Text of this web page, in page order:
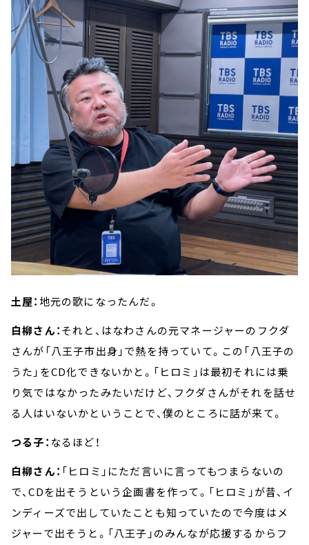
土屋： 地元の歌になったんだ。
白柳さん：それと、はなわさんの元マネージャーのフクダ
さんが「八王子市出身」で熱を持っていて。この「八王子の
うた」をCD化できないかと。「ヒロミ」は最初それには乗
り気ではなかったみたいだけど、フクダさんがそれを話せ
る人はいないかということで、僕のところに話が来て。
つる子： なるほど！
白柳さん： 「ヒロミ」にただ言いに言ってもつまらないの
で、CDを出そうという企画書を作って。「ヒロミ」が昔、イ
ンディーズで出していたことも知っていたので今度はメ
ジャーで出そうと。「八王子」のみんなが応援するからフ